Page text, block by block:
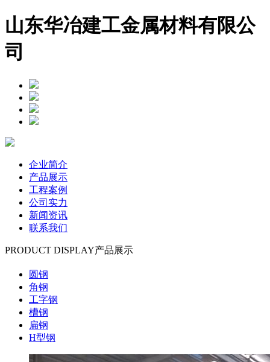
山东华冶建工金属材料有限公
司
企业简介
产品展示
工程案例
公司实力
新闻资讯
联系我们
PRODUCT DISPLAY产品展示
圆钢
角钢
工字钢
槽钢
扁钢
H型钢